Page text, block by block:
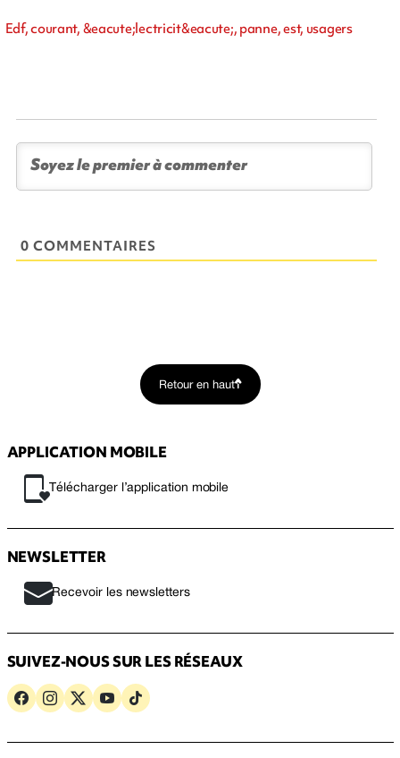
Edf, courant, &eacute;lectricit&eacute;, panne, est, usagers
0 COMMENTAIRES
Retour en haut
APPLICATION MOBILE
Télécharger l’application mobile
NEWSLETTER
Recevoir les newsletters
SUIVEZ-NOUS SUR LES RÉSEAUX